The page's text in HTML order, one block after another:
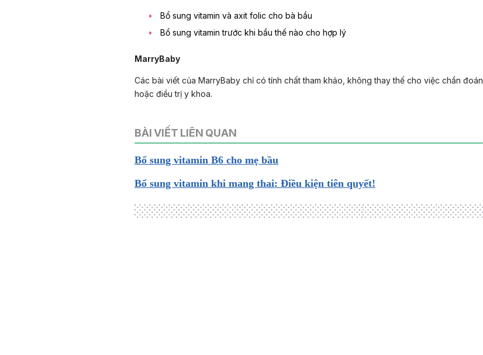
Bổ sung vitamin và axit folic cho bà bầu
Bổ sung vitamin trước khi bầu thế nào cho hợp lý
MarryBaby
Các bài viết của MarryBaby chỉ có tính chất tham khảo, không thay thế cho việc chẩn đoán
hoặc điều trị y khoa.
BÀI VIẾT LIÊN QUAN
Bổ sung vitamin B6 cho mẹ bầu
Bổ sung vitamin khi mang thai: Điều kiện tiên quyết!